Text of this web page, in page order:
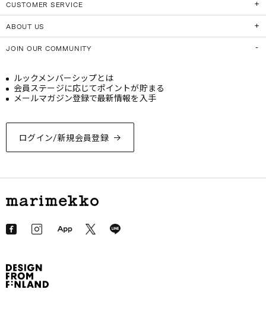
CUSTOMER SERVICE
ABOUT US
JOIN OUR COMMUNITY
ログイン/新規会員登録
ルックメンバーシップとは
会員ステージに応じてポイントが貯まる
メールマガジン登録で最新情報を入手